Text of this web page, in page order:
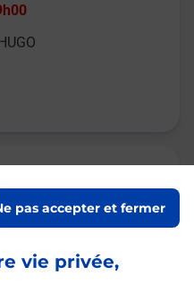
vie privée,
pas accepter et fermer
Communale